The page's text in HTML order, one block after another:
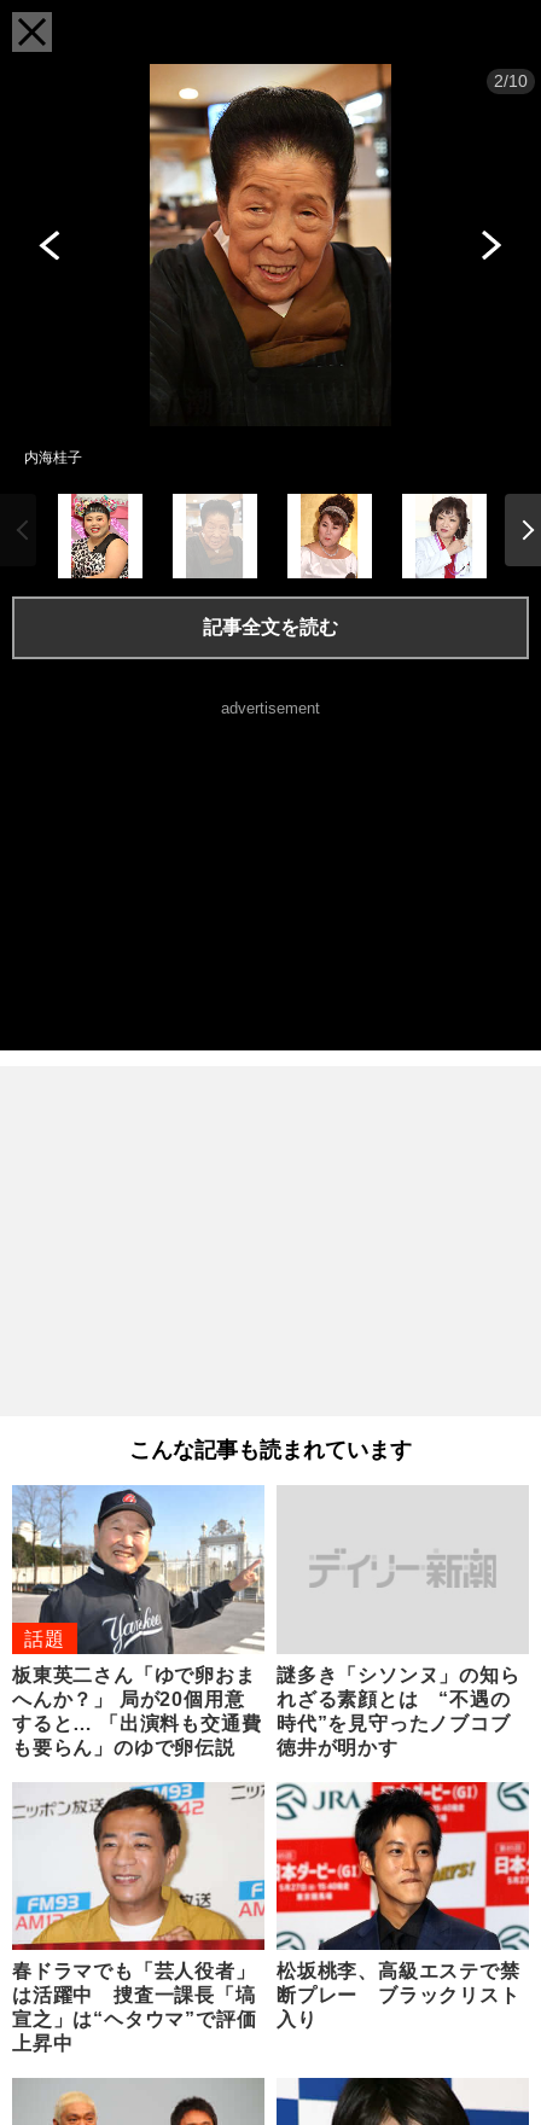
2/10
内海桂子
記事全文を読む
advertisement
こんな記事も読まれています
話題
板東英二さん「ゆで卵おま
へんか？」 局が20個用意
すると… 「出演料も交通費
も要らん」のゆで卵伝説
謎多き「シソンヌ」の知ら
れざる素顔とは “不遇の
時代”を見守ったノブコブ
徳井が明かす
春ドラマでも「芸人役者」
は活躍中 捜査一課長「塙
宣之」は“ヘタウマ”で評価
上昇中
松坂桃李、高級エステで禁
断プレー ブラックリスト
入り